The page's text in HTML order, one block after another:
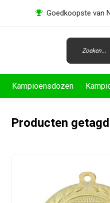
Goedkoopste van
Kampioensdozen
Producten